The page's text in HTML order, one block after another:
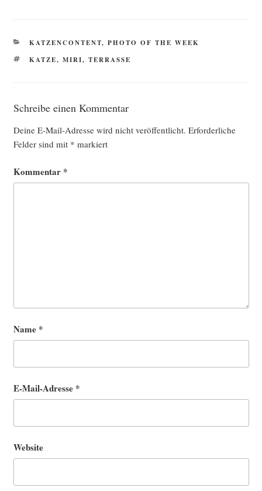
KATEGORIEN
KATZENCONTENT, PHOTO OF THE WEEK
SCHLAGWÖRTER
KATZE, MIRI, TERRASSE
Schreibe einen Kommentar
Deine E-Mail-Adresse wird nicht veröffentlicht. Erforderliche
Felder sind mit * markiert
Kommentar *
Name *
E-Mail-Adresse *
Website